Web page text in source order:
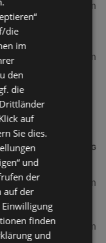
289,46 km
am
302,05 km
der Nähe
ENTFERNUNG
4 km
4 km
die
im
den
die
auf
Sie dies.
und
der
auf der
finden
und